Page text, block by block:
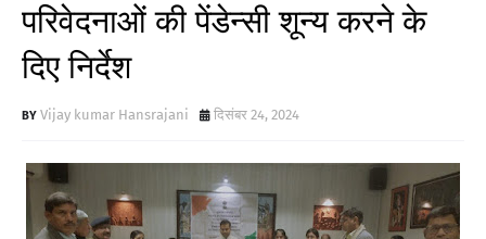
परिवेदनाओं की पेंडेन्सी शून्य करने के
दिए निर्देश
Vijay kumar Hansrajani दिसंबर 24, 2024